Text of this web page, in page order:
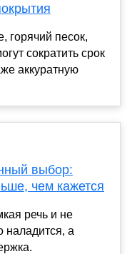
горячий песок,
сократить срок
аккуратную
выбор:
чем кажется
речь и не
наладится, а